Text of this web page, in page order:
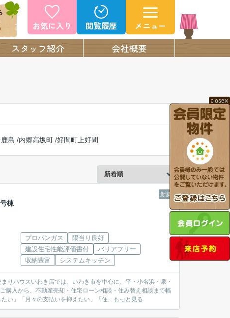
お気に入り 閲覧履歴 メニュー
スタッフ紹介 会社概要
島 /内郷高坂町 /好間町上好間
新築
棟
プロパンガス
陽当り良好
建設住宅性能評価書付
バリアフリー
収納豊富
システムキッチン
購入から、不動産売却・住宅ローン相談・住み替え相談まで幅
を比較したい」「月々の支払いを抑えたい」「住... もっと見る